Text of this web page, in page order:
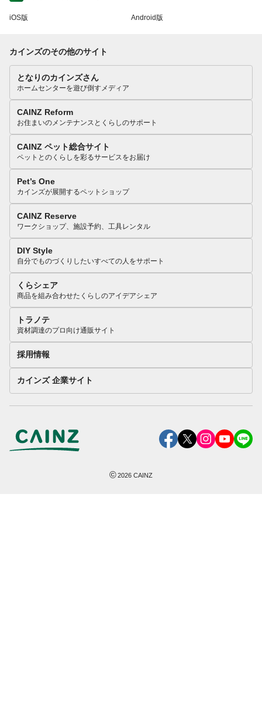
iOS版 Android版
カインズのその他のサイト
となりのカインズさん
ホームセンターを遊び倒すメディア
CAINZ Reform
お住まいのメンテナンスとくらしのサポート
CAINZ ペット総合サイト
ペットとのくらしを彩るサービスをお届け
Pet’s One
カインズが展開するペットショップ
CAINZ Reserve
ワークショップ、施設予約、工具レンタル
DIY Style
自分でものづくりしたいすべての人をサポート
くらシェア
商品を組み合わせたくらしのアイデアシェア
トラノテ
資材調達のプロ向け通販サイト
採用情報
カインズ 企業サイト
©2026 CAINZ